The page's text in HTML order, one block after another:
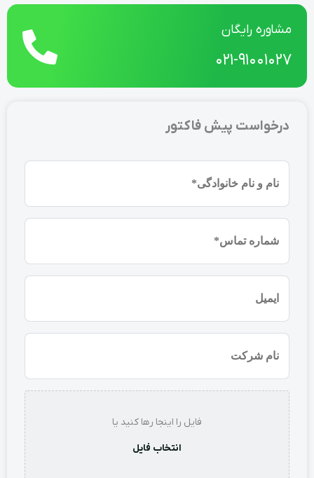
مشاوره رایگان
021-91001027
درخواست پیش فاکتور
نام
(ضروری)
موبایل
(ضروری)
شرکت
استعلام
فایل را اینجا رها کنید یا
انتخاب فایل